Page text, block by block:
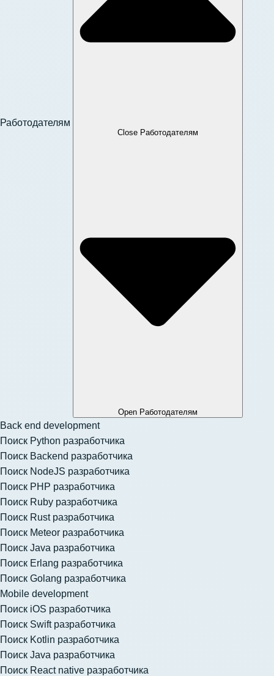
Работодателям
Close Работодателям
Open Работодателям
Back end development
Поиск Python разработчика
Поиск Backend разработчика
Поиск NodeJS разработчика
Поиск PHP разработчика
Поиск Ruby разработчика
Поиск Rust разработчика
Поиск Meteor разработчика
Поиск Java разработчика
Поиск Erlang разработчика
Поиск Golang разработчика
Mobile development
Поиск iOS разработчика
Поиск Swift разработчика
Поиск Kotlin разработчика
Поиск Java разработчика
Поиск React native разработчика